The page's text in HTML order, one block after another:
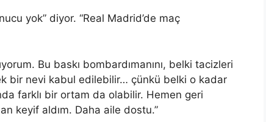
yok” diyor. “Real Madrid’de maç
Bu baskı bombardımanını, belki tacizleri
bir nevi kabul edilebilir… çünkü belki o kadar
farklı bir ortam da olabilir. Hemen geri
keyif aldım. Daha aile dostu.”